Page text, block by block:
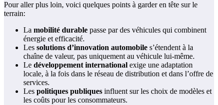
Pour aller plus loin, voici quelques points à garder en tête sur le
terrain:
La mobilité durable passe par des véhicules qui combinent
énergie et efficacité.
Les solutions d’innovation automobile s’étendent à la
chaîne de valeur, pas uniquement au véhicule lui-même.
Le développement international exige une adaptation
locale, à la fois dans le réseau de distribution et dans l’offre de
services.
Les politiques publiques influent sur les choix de modèles et
les coûts pour les consommateurs.